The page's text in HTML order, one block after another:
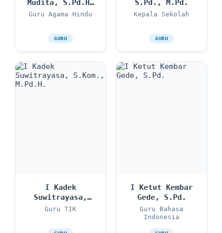
Mudita, S.Pd.H,
M.Pd.
Guru Agama Hindu
GURU
S.Pd., M.Pd.
Kepala Sekolah
GURU
I Kadek
Suwitrayasa,
S.Kom., M.Pd.H.
Guru TIK
I Ketut Kembar
Gede, S.Pd.
Guru Bahasa
Indonesia